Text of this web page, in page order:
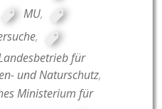
MU,
,
für
und Naturschutz,
Ministerium für